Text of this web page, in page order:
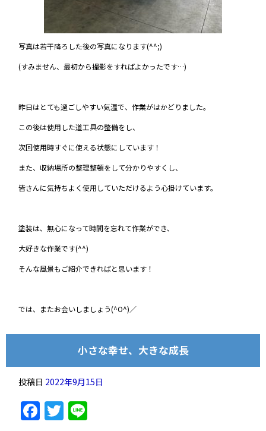
写真は若干降ろした後の写真になります(^^;)
(すみません、最初から撮影をすればよかったです…)
昨日はとても過ごしやすい気温で、作業がはかどりました。
この後は使用した道工具の整備をし、
次回使用時すぐに使える状態にしています！
また、収納場所の整理整頓をして分かりやすくし、
皆さんに気持ちよく使用していただけるよう心掛けています。
塗装は、無心になって時間を忘れて作業ができ、
大好きな作業です(^^)
そんな風景もご紹介できればと思います！
では、またお会いしましょう(^O^)／
小さな幸せ、大きな成長
投稿日 2022年9月15日
Facebook
Twitter